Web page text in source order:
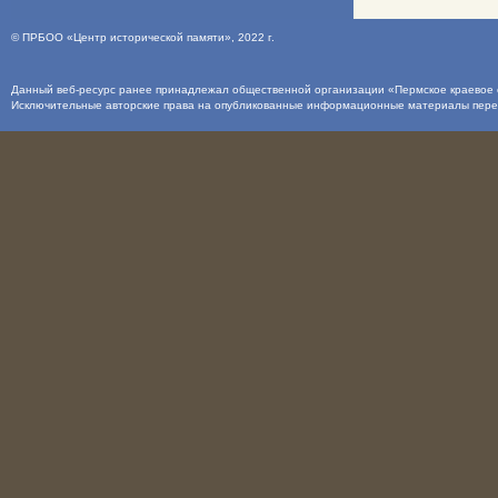
©ПРБОО «Центр исторической памяти» , 2022 г.
Данный веб-ресурс ранее принадлежал общественной организации «Пермское
Исключительные авторские права на опубликованные информационные материалы